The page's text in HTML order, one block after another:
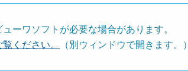
ーワソフトが必要な場合があります。
ください。
（別ウィンドウで開きます。）